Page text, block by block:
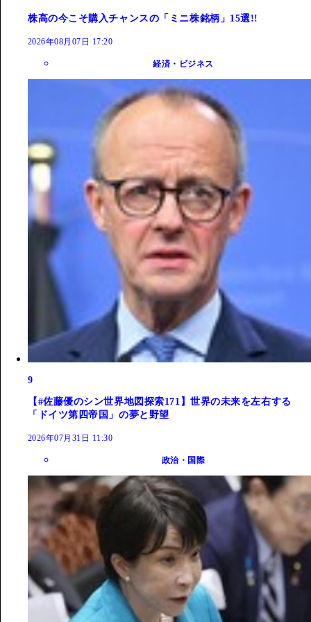
株高の今こそ購入チャンスの「ミニ株銘柄」15選!!
2026年08月07日 17:20
経済・ビジネス
9
【#佐藤優のシン世界地図探索171】世界の未来を左右する
「ドイツ第四帝国」の夢と野望
2026年07月31日 11:30
政治・国際